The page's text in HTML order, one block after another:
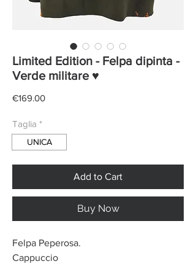
Limited Edition - Felpa dipinta -
Verde militare ♥
€169.00Price
Taglia *
UNICA
Add to Cart
Buy Now
Felpa Peperosa.
Cappuccio